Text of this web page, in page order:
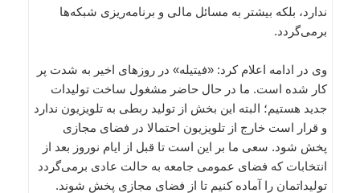
ندارد، بلکه بیشتر به مسائل مالی و برنامه‌ریزی شبکه‌ها
برمی‌گردد.
وی در ادامه اعلام کرد: «فیتیله» در روزهای اخیر به شدت پر
کار شده است. ما در حال حاضر مشغول ساخت تولیدات
جدید هستیم؛ البته این بخش از تولید ربطی به تلویزیون ندارد
و قرار است خارج از تلویزیون احتمالا در فضای مجازی
پخش شود. سعی ما بر این است تا قبل از ایام نوروز بعد از
انتخابات که فضای عمومی جامعه به حالت عادی برمی‌گردد
تولیداتمان را آماده کنیم تا از فضای مجازی پخش شوند.